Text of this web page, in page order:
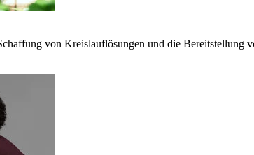
von Kreislauflösungen und die